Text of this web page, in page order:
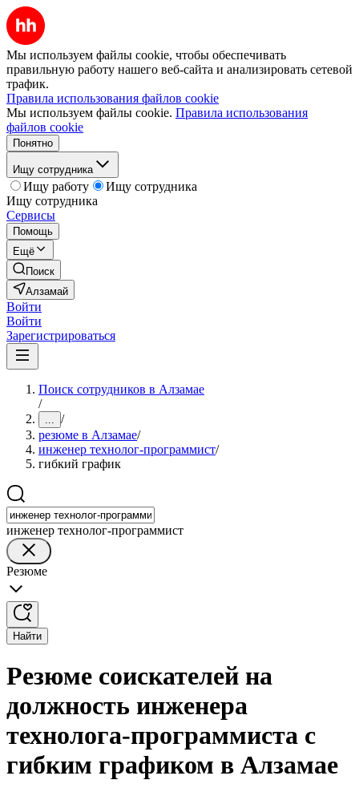
Мы используем файлы cookie, чтобы обеспечивать
правильную работу нашего веб-сайта и анализировать сетевой
трафик.
Правила использования файлов cookie
Мы используем файлы cookie. Правила использования
файлов cookie
Понятно
Ищу сотрудника
Ищу работу
Ищу сотрудника
Ищу сотрудника
Сервисы
Помощь
Ещё
Поиск
Алзамай
Войти
Войти
Зарегистрироваться
Поиск сотрудников в Алзамае
/
... /
резюме в Алзамае/
инженер технолог-программист/
гибкий график
инженер технолог-программист
Резюме
Найти
Резюме соискателей на
должность инженера
технолога-программиста с
гибким графиком в Алзамае